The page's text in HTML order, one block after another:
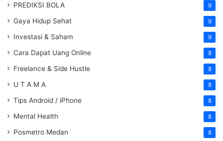
PREDIKSI BOLA 9
Gaya Hidup Sehat 9
Investasi & Saham 9
Cara Dapat Uang Online 8
Freelance & Side Hustle 8
U T A M A 8
Tips Android / iPhone 8
Mental Health 8
Posmetro Medan 8